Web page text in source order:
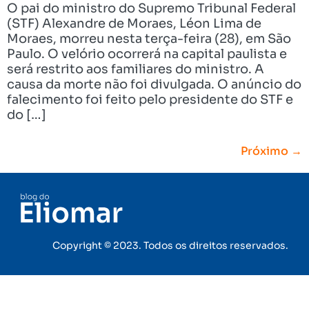
O pai do ministro do Supremo Tribunal Federal
(STF) Alexandre de Moraes, Léon Lima de
Moraes, morreu nesta terça-feira (28), em São
Paulo. O velório ocorrerá na capital paulista e
será restrito aos familiares do ministro. A
causa da morte não foi divulgada. O anúncio do
falecimento foi feito pelo presidente do STF e
do […]
Próximo →
Copyright © 2023. Todos os direitos reservados.